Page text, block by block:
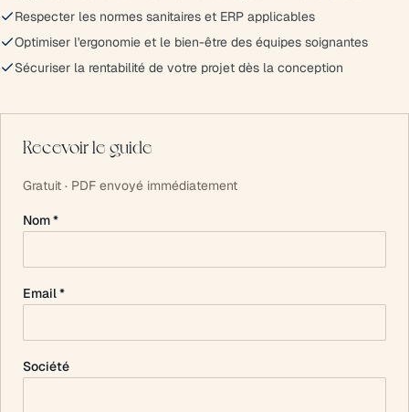
Respecter les normes sanitaires et ERP applicables
Optimiser l'ergonomie et le bien-être des équipes soignantes
Sécuriser la rentabilité de votre projet dès la conception
Recevoir le guide
Gratuit · PDF envoyé immédiatement
Nom *
Email *
Société